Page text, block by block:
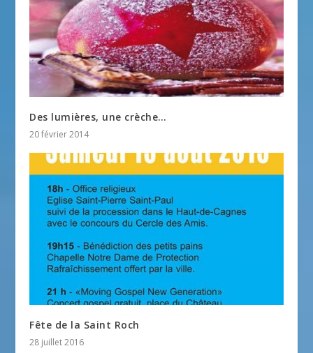
Des lumières, une crèche…
20 février 2014
Fête de la Saint Roch
28 juillet 2016